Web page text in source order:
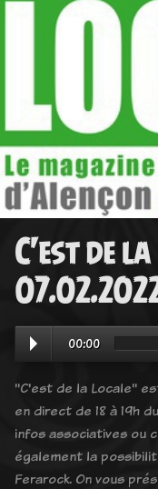
C'est de
00:00
"C'est de la Locale"
en direct de 18 à 19h
infos associatives ou
également la
Ferarock. On vous